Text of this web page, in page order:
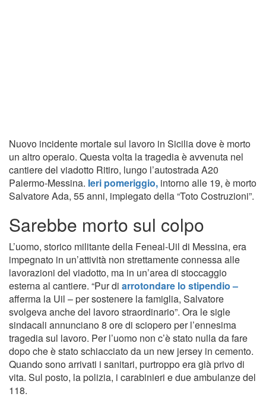
Nuovo incidente mortale sul lavoro in Sicilia dove è morto
un altro operaio. Questa volta la tragedia è avvenuta nel
cantiere del viadotto Ritiro, lungo l’autostrada A20
Palermo-Messina. Ieri pomeriggio, intorno alle 19, è morto
Salvatore Ada, 55 anni, impiegato della “Toto Costruzioni”.
Sarebbe morto sul colpo
L’uomo, storico militante della Feneal-Uil di Messina, era
impegnato in un’attività non strettamente connessa alle
lavorazioni del viadotto, ma in un’area di stoccaggio
esterna al cantiere. “Pur di arrotondare lo stipendio –
afferma la Uil – per sostenere la famiglia, Salvatore
svolgeva anche del lavoro straordinario”. Ora le sigle
sindacali annunciano 8 ore di sciopero per l’ennesima
tragedia sul lavoro. Per l’uomo non c’è stato nulla da fare
dopo che è stato schiacciato da un new jersey in cemento.
Quando sono arrivati i sanitari, purtroppo era già privo di
vita. Sul posto, la polizia, i carabinieri e due ambulanze del
118.